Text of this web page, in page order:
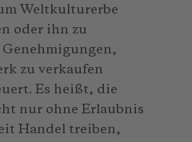
Weltkulturerbe
oder ihn zu
zu verkaufen
Es heißt, die
nur ohne Erlaubnis
Handel treiben,